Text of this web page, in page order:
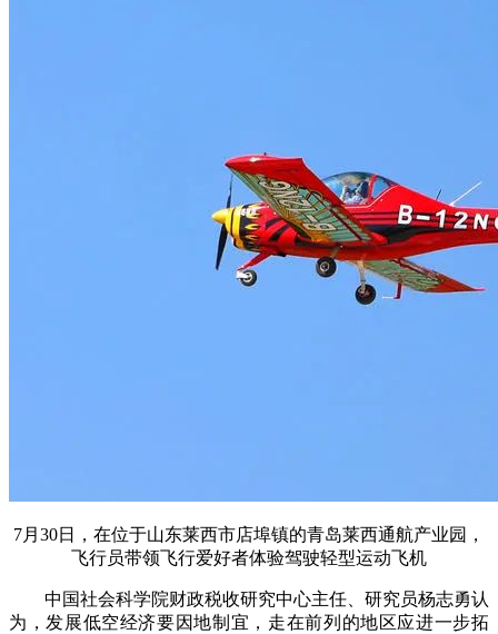
7月30日，在位于山东莱西市店埠镇的青岛莱西通航产业园，
飞行员带领飞行爱好者体验驾驶轻型运动飞机
中国社会科学院财政税收研究中心主任、研究员杨志勇认
为，发展低空经济要因地制宜，走在前列的地区应进一步拓